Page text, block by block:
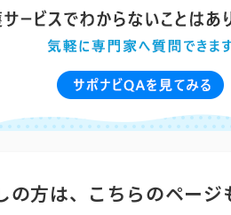
の方は、こちらのページ